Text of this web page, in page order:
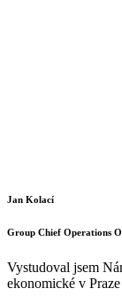
Jan Kolací
Group Chief Operations
Vystudoval jsem
ekonomické v